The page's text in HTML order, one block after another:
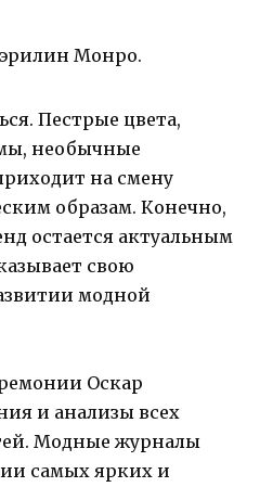
Монро.
Пестрые цвета,
необычные
на смену
образам. Конечно,
остается актуальным
свою
модной
Оскар
и анализы всех
Модные журналы
самых ярких и